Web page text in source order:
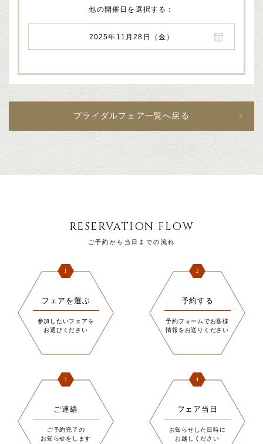
他の開催日を選択する
2025年11月28日（金）
ブライダルフェア一覧へ戻る
RESERVATION FLOW
ご予約から当日までの流れ
1
フェアを選ぶ
参加したいフェアを
お選びください
2
予約する
予約フォームでお客様
情報をお送りください
3
ご連絡
ご予約完了の
お知らせをします
4
フェア当日
お知らせした日時に
お越しください